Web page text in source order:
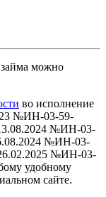
займа можно
во исполнение
№ИН-03-59-
№ИН-03-
№ИН-03-
№ИН-03-
удобному
сайте.